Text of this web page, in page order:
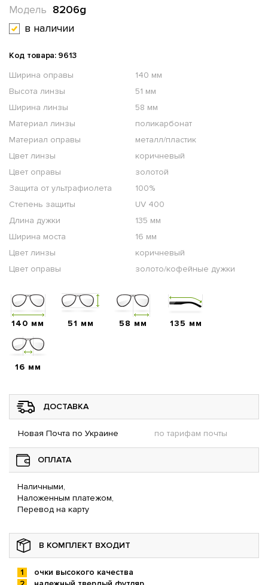
8206g
Модель
в наличии
Код товара: 9613
Ширина оправы
140 мм
Высота линзы
51 мм
Ширина линзы
58 мм
Материал линзы
поликарбонат
Материал оправы
металл/пластик
Цвет линзы
коричневый
Цвет оправы
золотой
Защита от ультрафиолета
100%
Степень защиты
UV 400
Длина дужки
135 мм
Ширина моста
16 мм
Цвет линзы
коричневый
Цвет оправы
золото/кофейные дужки
140 мм 51 мм 58 мм 135 мм
16 мм
ДОСТАВКА
Новая Почта по Украине по тарифам почты
ОПЛАТА
Наличными,
Наложенным платежом,
Перевод на карту
В КОМПЛЕКТ ВХОДИТ
очки высокого качества